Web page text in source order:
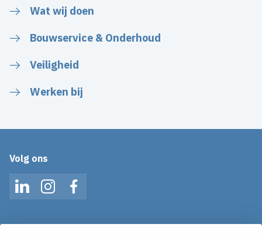
Wat wij doen
Bouwservice & Onderhoud
Veiligheid
Werken bij
Volg ons
LinkedInInstagramFacebook